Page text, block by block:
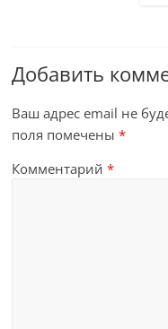
Добавить
Ваш адрес email не
поля помечены*
Комментарий*